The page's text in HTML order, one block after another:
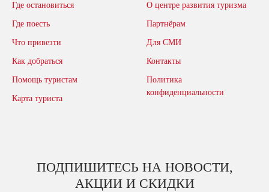
Где остановиться
Где поесть
Что привезти
Как добраться
Помощь туристам
Карта туриста
О центре развития туризма
Партнёрам
Для СМИ
Контакты
Политика
конфиденциальности
ПОДПИШИТЕСЬ НА НОВОСТИ,
АКЦИИ И СКИДКИ